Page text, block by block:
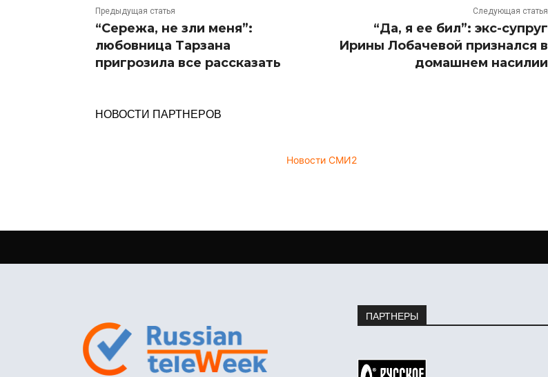
Предыдущая статья
“Сережа, не зли меня”:
любовница Тарзана
пригрозила все рассказать
Следующая статья
“Да, я ее бил”: экс-супруг
Ирины Лобачевой признался в
домашнем насилии
НОВОСТИ ПАРТНЕРОВ
Новости СМИ2
ПАРТНЕРЫ